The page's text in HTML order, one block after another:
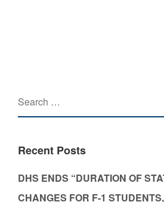
Recent Posts
DHS ENDS “DURATION OF
CHANGES FOR F-1